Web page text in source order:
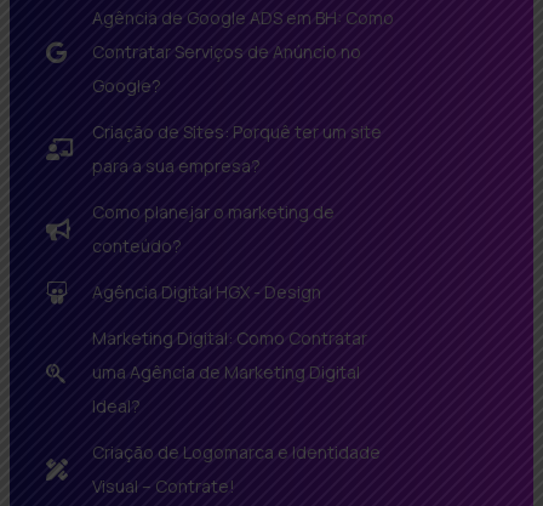
Agência de Google ADS em BH: Como
Contratar Serviços de Anúncio no
Google?
Criação de Sites: Porquê ter um site
para a sua empresa?
Como planejar o marketing de
conteúdo?
Agência Digital HGX - Design
Marketing Digital: Como Contratar
uma Agência de Marketing Digital
Ideal?
Criação de Logomarca e Identidade
Visual – Contrate!